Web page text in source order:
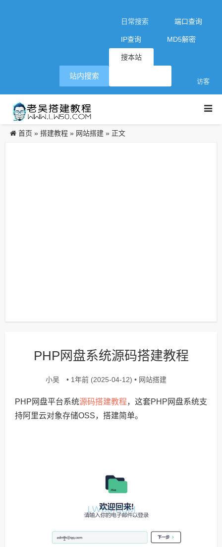
日常搜索 端口查询
IP查询 MD5解密
搜本站
访客
站内搜索
首页 » 搭建教程 » 网站搭建 » 正文
PHP网盘系统源码搭建教程
小吴 • 1年前 (2025-04-12) • 网站搭建
PHP网盘平台系统源码搭建教程，这套PHP网盘系统支
持阿里云对象存储OSS，搭建简单。